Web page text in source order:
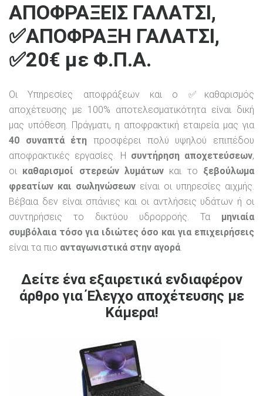
ΑΠΟΦΡΑΞΕΙΣ ΓΑΛΑΤΣΙ,
✅ΑΠΟΦΡΑΞΗ ΓΑΛΑΤΣΙ,
✅20€ με Φ.Π.Α.
Οι Υπηρεσίες αποφράξεων και ο ✅καθαρισμός
αποχέτευσης με 100% αποτελεσματικότητα είναι δική
μας υπόθεση. Πράγματι, η αποφρακτική εταιρεία μας για
40 συναπτά έτη προσφέρει πολύ υψηλού επιπέδου
αποφρακτικές εργασίες. Η συντήρηση αποχετεύσεων,
οι καθαρισμοί στερεών λυμάτων και το ξεβούλωμα
φρεατίων και σωληνώσεων είναι οι υπηρεσίες αιχμής.
Βέβαια δεν είναι σπάνιες και οι αντλήσεις υδάτων ή οι
συντηρήσεις το δικτύου υδρορροής. Τα μηνιαία
συμβόλαια τόσο για ιδιώτες όσο και για επιχειρήσεις
είναι τα πιο ανταγωνιστικά στην αγορά.
Δείτε ένα εξαιρετικά ενδιαφέρον
άρθρο για Έλεγχο αποχέτευσης με
Κάμερα!